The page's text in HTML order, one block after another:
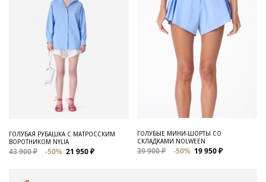
Сумки и аксессуары
ГОЛУБАЯ РУБАШКА С МАТРОССКИМ
ВОРОТНИКОМ NYLIA
43 900 ₽ -50% 21 950 ₽
ГОЛУБЫЕ МИНИ-ШОРТЫ СО
СКЛАДКАМИ NOLWEEN
39 900 ₽ -50% 19 950 ₽